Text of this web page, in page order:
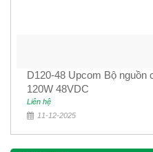
D120-48 Upcom Bộ nguồn
120W 48VDC
Liên hệ
11-12-2025